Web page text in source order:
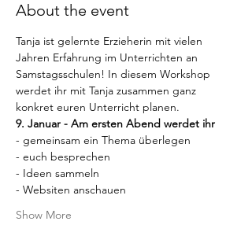
About the event
Tanja ist gelernte Erzieherin mit vielen
Jahren Erfahrung im Unterrichten an
Samstagsschulen! In diesem Workshop
werdet ihr mit Tanja zusammen ganz
konkret euren Unterricht planen.
9. Januar - Am ersten Abend werdet ihr
- gemeinsam ein Thema überlegen
- euch besprechen
- Ideen sammeln
- Websiten anschauen
Show More